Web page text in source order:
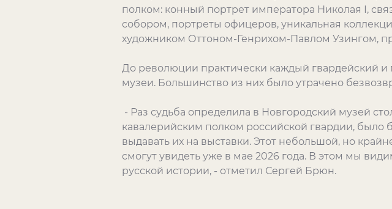
полком: конный портрет императора Николая I,
собором, портреты офицеров, уникальная
художником Оттоном-Генрихом-Павлом Узингом,
До революции практически каждый гвардейский
музеи. Большинство из них было утрачено
- Раз судьба определила в Новгородский музей
кавалерийским полком российской гвардии, было
выдавать их на выставки. Этот небольшой, но
смогут увидеть уже в мае 2026 года. В этом мы
русской истории, - отметил Сергей Брюн.